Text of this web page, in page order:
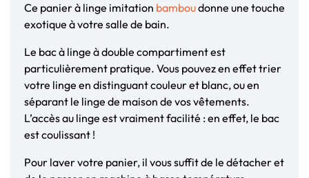
Ce panier à linge imitation bamboudonne une touche
exotique à votre salle de bain.
Le bac à linge à double compartiment est
particulièrement pratique. Vous pouvez en effet trier
votre linge en distinguant couleur et blanc, ou en
séparant le linge de maison de vos vêtements.
L’accès au linge est vraiment facilité : en effet, le bac
est coulissant !
Pour laver votre panier, il vous suffit de le détacher et